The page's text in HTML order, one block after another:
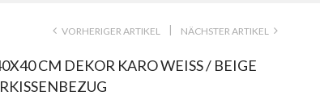
VORHERIGER ARTIKEL NÄCHSTER ARTIKEL
CM DEKOR KARO WEISS / BEIGE K